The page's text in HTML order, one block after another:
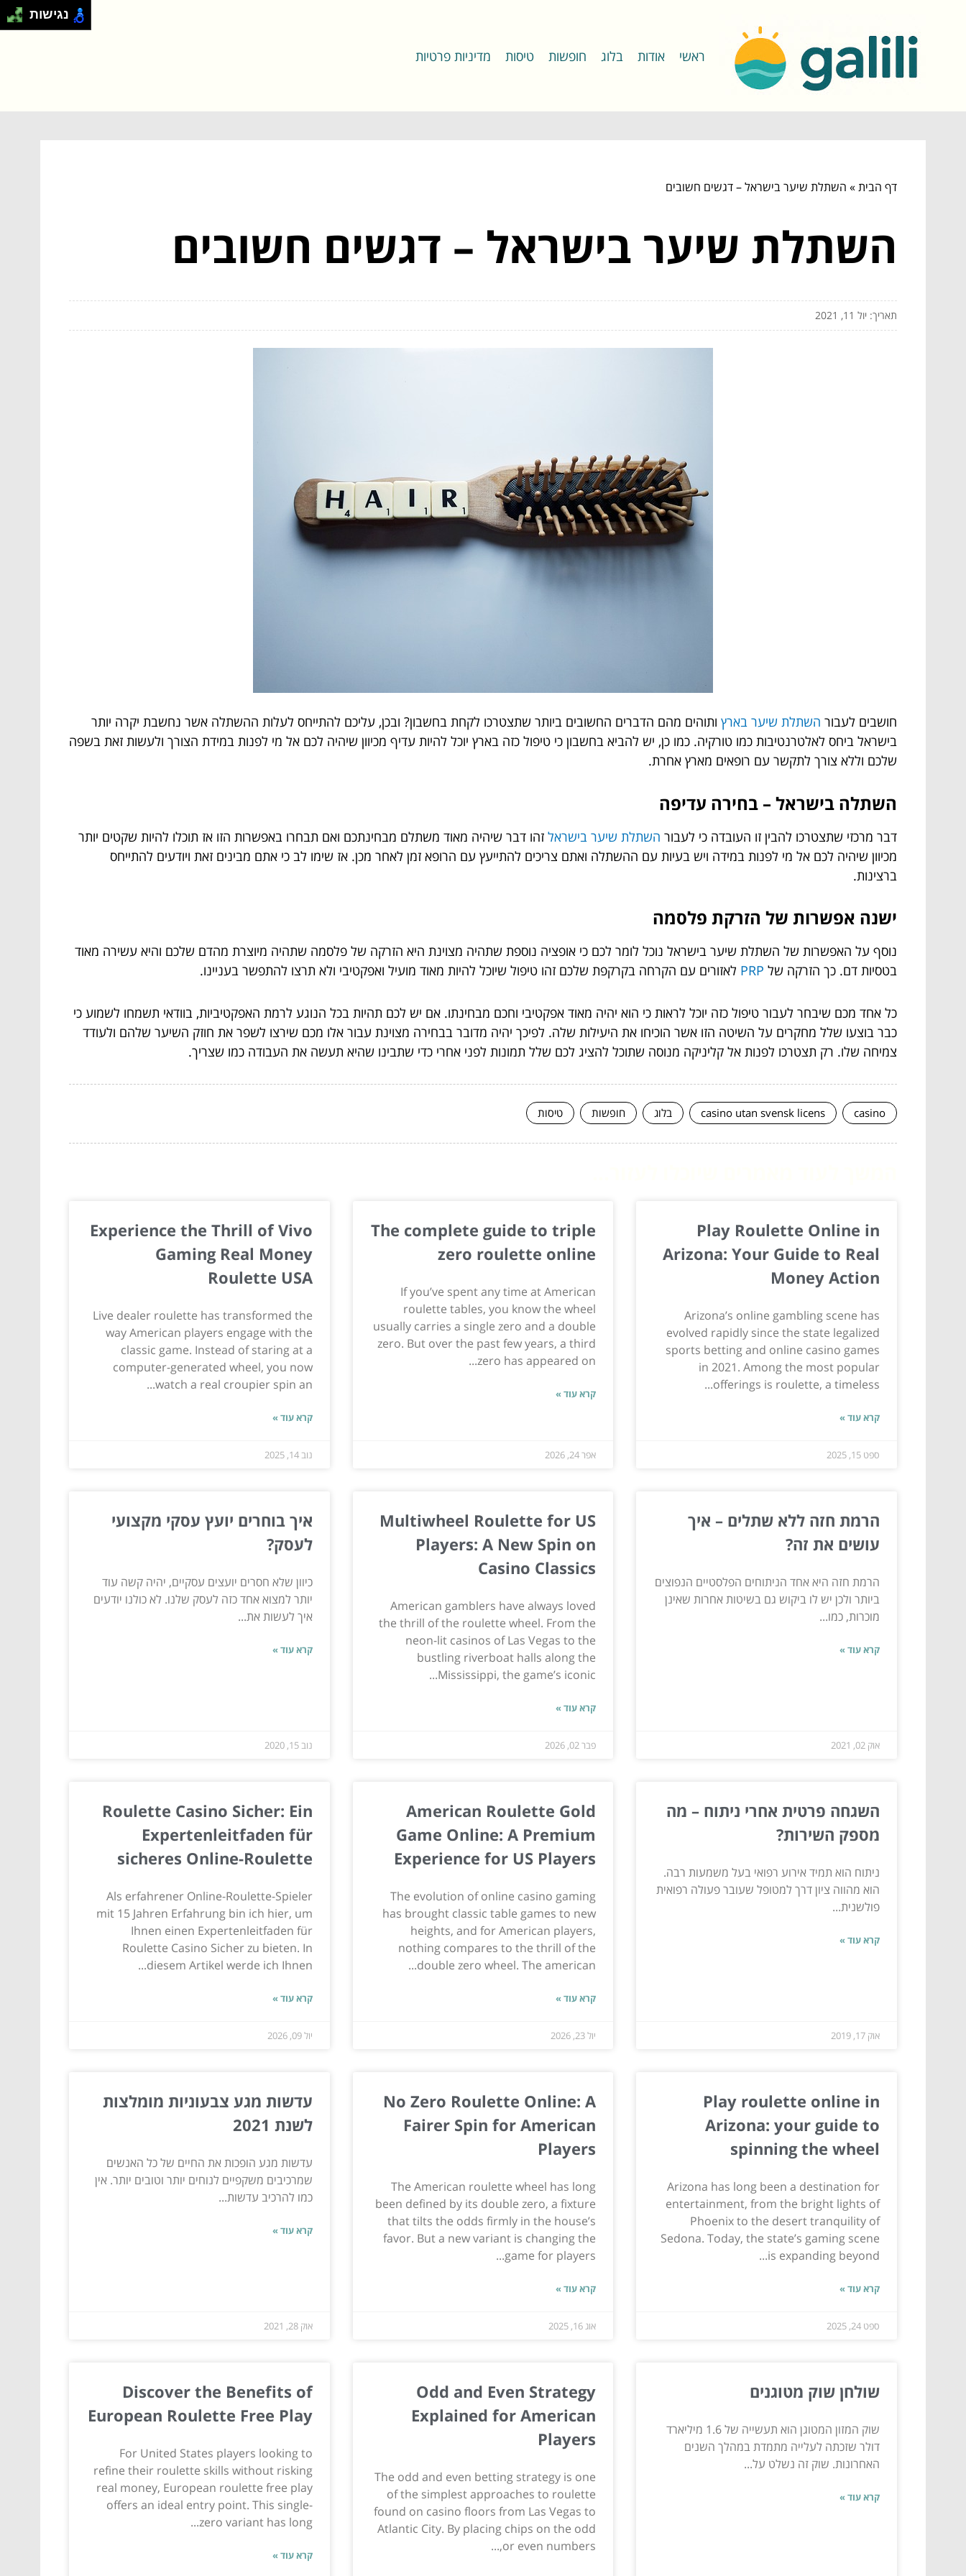
ראשי אודות בלוג חופשות טיסות מדיניות פרטיות
דף הבית» השתלת שיער בישראל – דגשים חשובים
השתלת שיער בישראל – דגשים חשובים
תאריך: יול 11, 2021
חושבים לעבור השתלת שיער בארץ ותוהים מהם הדברים החשובים ביותר שתצטרכו לקחת בחשבון? ובכן, עליכם להתייחס לעלות ההשתלה אשר נחשבת יקרה יותר
בישראל ביחס לאלטרנטיבות כמו טורקיה. כמו כן, יש להביא בחשבון כי טיפול כזה בארץ יוכל להיות עדיף מכיוון שיהיה לכם אל מי לפנות במידת הצורך ולעשות זאת בשפה
שלכם וללא צורך לתקשר עם רופאים מארץ אחרת.
השתלה בישראל – בחירה עדיפה
דבר מרכזי שתצטרכו להבין זו העובדה כי לעבור השתלת שיער בישראל זהו דבר שיהיה מאוד משתלם מבחינתכם ואם תבחרו באפשרות הזו אז תוכלו להיות שקטים יותר
מכיוון שיהיה לכם אל מי לפנות במידה ויש בעיות עם ההשתלה ואתם צריכים להתייעץ עם הרופא זמן לאחר מכן. אז שימו לב כי אתם מבינים זאת ויודעים להתייחס
ברצינות.
ישנה אפשרות של הזרקת פלסמה
נוסף על האפשרות של השתלת שיער בישראל נוכל לומר לכם כי אופציה נוספת שתהיה מצוינת היא הזרקה של פלסמה שתהיה מיוצרת מהדם שלכם והיא עשירה מאוד
בטסיות דם. כך הזרקה של PRP לאזורים עם הקרחה בקרקפת שלכם זהו טיפול שיוכל להיות מאוד מועיל ואפקטיבי ולא תרצו להתפשר בעניינו.
כל אחד מכם שיבחר לעבור טיפול כזה יוכל לראות כי הוא יהיה מאוד אפקטיבי וחכם מבחינתו. אם יש לכם תהיות בכל הנוגע לרמת האפקטיביות, בוודאי תשמחו לשמוע כי
כבר בוצעו שלל מחקרים על השיטה הזו אשר הוכיחו את היעילות שלה. לפיכך יהיה מדובר בבחירה מצוינת עבור אלו מכם שירצו לשפר את חוזק השיער שלהם ולעודד
צמיחה שלו. רק תצטרכו לפנות אל קליניקה מנוסה שתוכל להציג לכם שלל תמונות לפני אחרי כדי שתבינו שהיא תעשה את העבודה כמו שצריך.
casino
casino utan svensk licens בלוג חופשות טיסות
Play Roulette Online in
Arizona: Your Guide to Real
Money Action
Arizona’s online gambling scene has
evolved rapidly since the state legalized
sports betting and online casino games
in 2021. Among the most popular
offerings is roulette, a timeless...
קרא עוד »
ספט 15, 2025
The complete guide to triple
zero roulette online
If you’ve spent any time at American
roulette tables, you know the wheel
usually carries a single zero and a double
zero. But over the past few years, a third
zero has appeared on...
קרא עוד »
אפר 24, 2026
Experience the Thrill of Vivo
Gaming Real Money
Roulette USA
Live dealer roulette has transformed the
way American players engage with the
classic game. Instead of staring at a
computer-generated wheel, you now
watch a real croupier spin an...
קרא עוד »
נוב 14, 2025
הרמת חזה ללא שתלים – איך
עושים את זה?
הרמת חזה היא אחד הניתוחים הפלסטיים הנפוצים
ביותר ולכן יש לו ביקוש גם בשיטות אחרות שאינן
מוכרות, כמו...
קרא עוד »
אוק 02, 2021
Multiwheel Roulette for US
Players: A New Spin on
Casino Classics
American gamblers have always loved
the thrill of the roulette wheel. From the
neon-lit casinos of Las Vegas to the
bustling riverboat halls along the
Mississippi, the game’s iconic...
קרא עוד »
פבר 02, 2026
איך בוחרים יועץ עסקי מקצועי
לעסק?
כיוון שלא חסרים יועצים עסקיים, יהיה קשה עוד
יותר למצוא אחד כזה לעסק שלנו. לא כולנו יודעים
איך לעשות את...
קרא עוד »
נוב 15, 2020
השגחה פרטית אחרי ניתוח – מה
מספק השירות?
ניתוח הוא תמיד אירוע רפואי בעל משמעות רבה.
הוא מהווה ציון דרך למטופל שעובר פעולה רפואית
פולשנית...
קרא עוד »
אוק 17, 2019
American Roulette Gold
Game Online: A Premium
Experience for US Players
The evolution of online casino gaming
has brought classic table games to new
heights, and for American players,
nothing compares to the thrill of the
double zero wheel. The american...
קרא עוד »
יול 23, 2026
Roulette Casino Sicher: Ein
Expertenleitfaden für
sicheres Online-Roulette
Als erfahrener Online-Roulette-Spieler
mit 15 Jahren Erfahrung bin ich hier, um
Ihnen einen Expertenleitfaden für
Roulette Casino Sicher zu bieten. In
diesem Artikel werde ich Ihnen...
קרא עוד »
יול 09, 2026
Play roulette online in
Arizona: your guide to
spinning the wheel
Arizona has long been a destination for
entertainment, from the bright lights of
Phoenix to the desert tranquility of
Sedona. Today, the state’s gaming scene
is expanding beyond...
קרא עוד »
ספט 24, 2025
No Zero Roulette Online: A
Fairer Spin for American
Players
The American roulette wheel has long
been defined by its double zero, a fixture
that tilts the odds firmly in the house’s
favor. But a new variant is changing the
game for players...
קרא עוד »
אוג 16, 2025
עדשות מגע צבעוניות מומלצות
לשנת 2021
עדשות מגע הופכות את החיים של כל האנשים
שמרכיבים משקפיים לנוחים יותר וטובים יותר. אין
כמו להרכיב עדשות...
קרא עוד »
אוק 28, 2021
שולחן שוק מטוגנים
שוק המזון המטוגן הוא תעשייה של 1.6 מיליארד
דולר שזכתה לעלייה מתמדת במהלך השנים
האחרונות. שוק זה נשלט על...
קרא עוד »
Odd and Even Strategy
Explained for American
Players
The odd and even betting strategy is one
of the simplest approaches to roulette
found on casino floors from Las Vegas to
Atlantic City. By placing chips on the odd
or even numbers,...
Discover the Benefits of
European Roulette Free Play
For United States players looking to
refine their roulette skills without risking
real money, European roulette free play
offers an ideal entry point. This single-
zero variant has long...
קרא עוד »
נגישות